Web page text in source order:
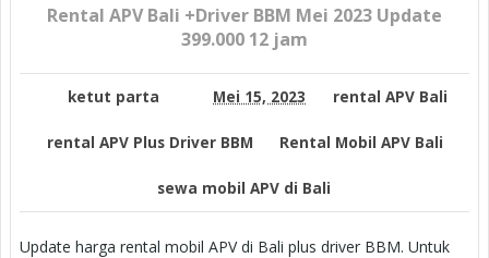
APV Bali
sewa mobil APV di Bali
Rental APV Bali +Driver BBM
Mei 2023 Update 399.000 12 jam
Rental APV Bali +Driver BBM Mei 2023 Update
399.000 12 jam
ketut parta Mei 15, 2023 rental APV Bali
rental APV Plus Driver BBM Rental Mobil APV Bali
sewa mobil APV di Bali
Update harga rental mobil APV di Bali plus driver BBM. Untuk